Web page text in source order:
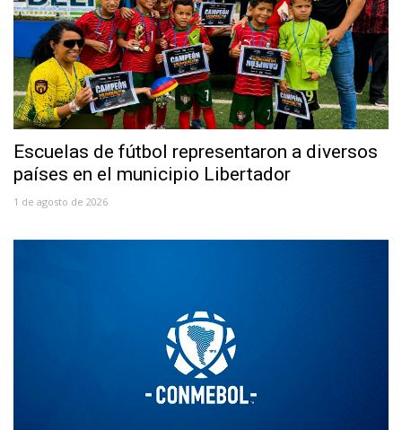
Escuelas de fútbol representaron a diversos
países en el municipio Libertador
1 de agosto de 2026